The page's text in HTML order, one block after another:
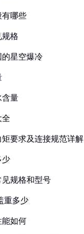
有哪些
规格
星空爆冷
含量
全
要求及连接规范详解
少
规格和型号
重多少
能如何